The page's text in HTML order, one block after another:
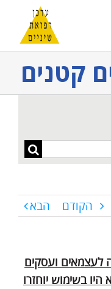
קטנים
הקודם הבא
לעצמאים ועסקים
בשימוש יוחזרו